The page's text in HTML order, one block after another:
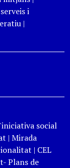
i
|
social
| Mirada
| CEL
Plans de